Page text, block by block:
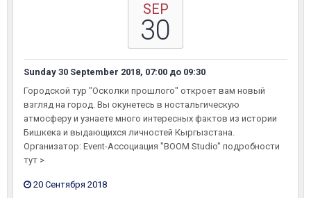
SEP
30
Sunday 30 September 2018, 07:00 до 09:30
Городской тур "Осколки прошлого" откроет вам новый
взгляд на город. Вы окунетесь в ностальгическую
атмосферу и узнаете много интересных фактов из истории
Бишкека и выдающихся личностей Кыргызстана.
Организатор: Event-Ассоциация "BOOM Studio" подробности
тут >
20 Сентября 2018